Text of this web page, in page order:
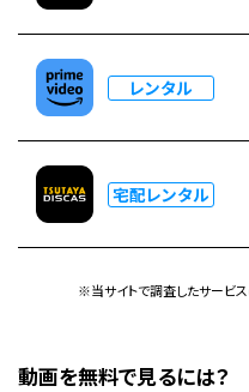
レンタル
宅配レンタル
※当サイトで調査したサービ
動画を無料で見るには？